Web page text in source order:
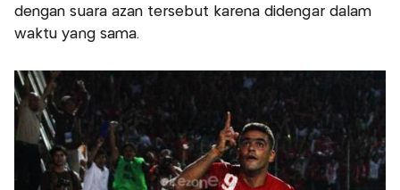
dengan suara azan tersebut karena didengar dalam
waktu yang sama.